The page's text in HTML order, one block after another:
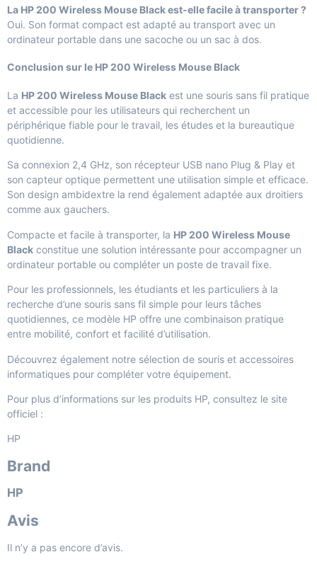
La HP 200 Wireless Mouse Black est-elle facile à transporter ?
Oui. Son format compact est adapté au transport avec un
ordinateur portable dans une sacoche ou un sac à dos.
Conclusion sur le HP 200 Wireless Mouse Black
La HP 200 Wireless Mouse Black est une souris sans fil pratique
et accessible pour les utilisateurs qui recherchent un
périphérique fiable pour le travail, les études et la bureautique
quotidienne.
Sa connexion 2,4 GHz, son récepteur USB nano Plug & Play et
son capteur optique permettent une utilisation simple et efficace.
Son design ambidextre la rend également adaptée aux droitiers
comme aux gauchers.
Compacte et facile à transporter, la HP 200 Wireless Mouse
Black constitue une solution intéressante pour accompagner un
ordinateur portable ou compléter un poste de travail fixe.
Pour les professionnels, les étudiants et les particuliers à la
recherche d’une souris sans fil simple pour leurs tâches
quotidiennes, ce modèle HP offre une combinaison pratique
entre mobilité, confort et facilité d’utilisation.
Découvrez également notre sélection de souris et accessoires
informatiques pour compléter votre équipement.
Pour plus d’informations sur les produits HP, consultez le site
officiel :
HP
Brand
HP
Avis
Il n’y a pas encore d’avis.